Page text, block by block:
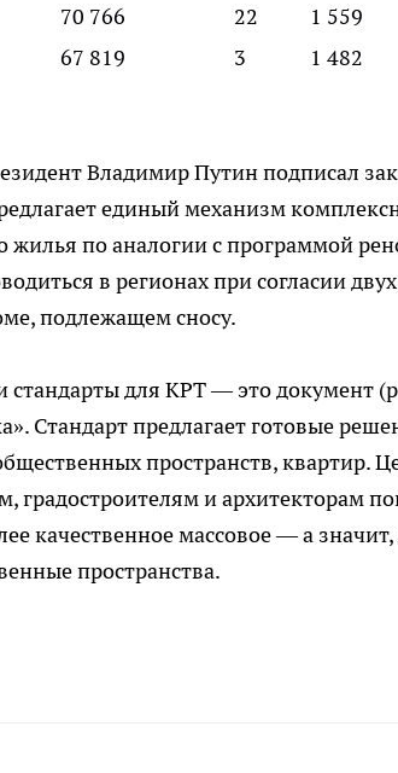
70 766 22
1 559
67 819 3 1 482
Владимир Путин подписал
единый механизм
жилья по аналогии с программой
в регионах при согласии
подлежащем сносу.
стандарты для КРТ — это документ
Стандарт предлагает готовые
пространств, квартир.
градостроителям и архитекторам
качественное массовое — а
пространства.